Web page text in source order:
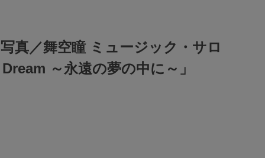
真／舞空瞳 ミュージック・サロ
～永遠の夢の中に～」